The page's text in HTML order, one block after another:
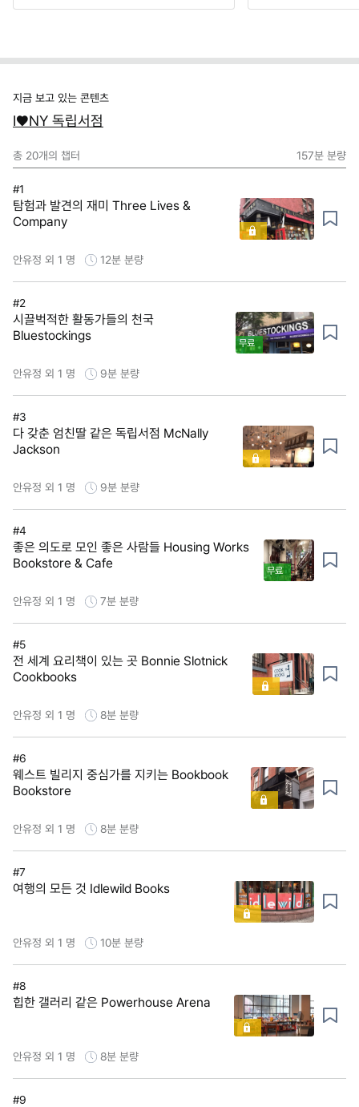
지금 보고 있는 콘텐츠
I♥NY 독립서점
총 20개의 챕터 157분 분량
#1
탐험과 발견의 재미 Three Lives &
Company
안유정 외 1 명 12분 분량
#2
시끌벅적한 활동가들의 천국
Bluestockings
무료
안유정 외 1 명 9분 분량
#3
다 갖춘 엄친딸 같은 독립서점 McNally
Jackson
안유정 외 1 명 9분 분량
#4
좋은 의도로 모인 좋은 사람들 Housing Works
Bookstore & Cafe
무료
안유정 외 1 명 7분 분량
#5
전 세계 요리책이 있는 곳 Bonnie Slotnick
Cookbooks
안유정 외 1 명 8분 분량
#6
웨스트 빌리지 중심가를 지키는 Bookbook
Bookstore
안유정 외 1 명 8분 분량
#7
여행의 모든 것 Idlewild Books
안유정 외 1 명 10분 분량
#8
힙한 갤러리 같은 Powerhouse Arena
안유정 외 1 명 8분 분량
#9